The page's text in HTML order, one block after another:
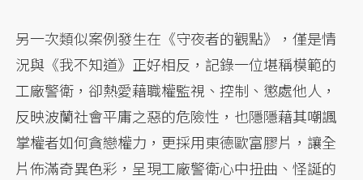
另一次類似案例發生在《守夜者的觀點》，僅是情
況與《我不知道》正好相反，記錄一位堪稱模範的
工廠警衛，卻熱愛藉職權監視、控制、懲處他人，
反映波蘭社會平庸之惡的危險性，也隱隱藉其嘲諷
掌權者如何貪戀權力，更採用東德歐富膠片，讓全
片佈滿奇異色彩，呈現工廠警衛心中扭曲、怪誕的